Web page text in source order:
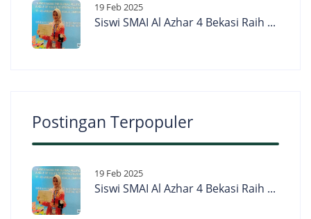
19 Feb 2025
Siswi SMAI Al Azhar 4 Bekasi Raih ...
Postingan Terpopuler
19 Feb 2025
Siswi SMAI Al Azhar 4 Bekasi Raih ...